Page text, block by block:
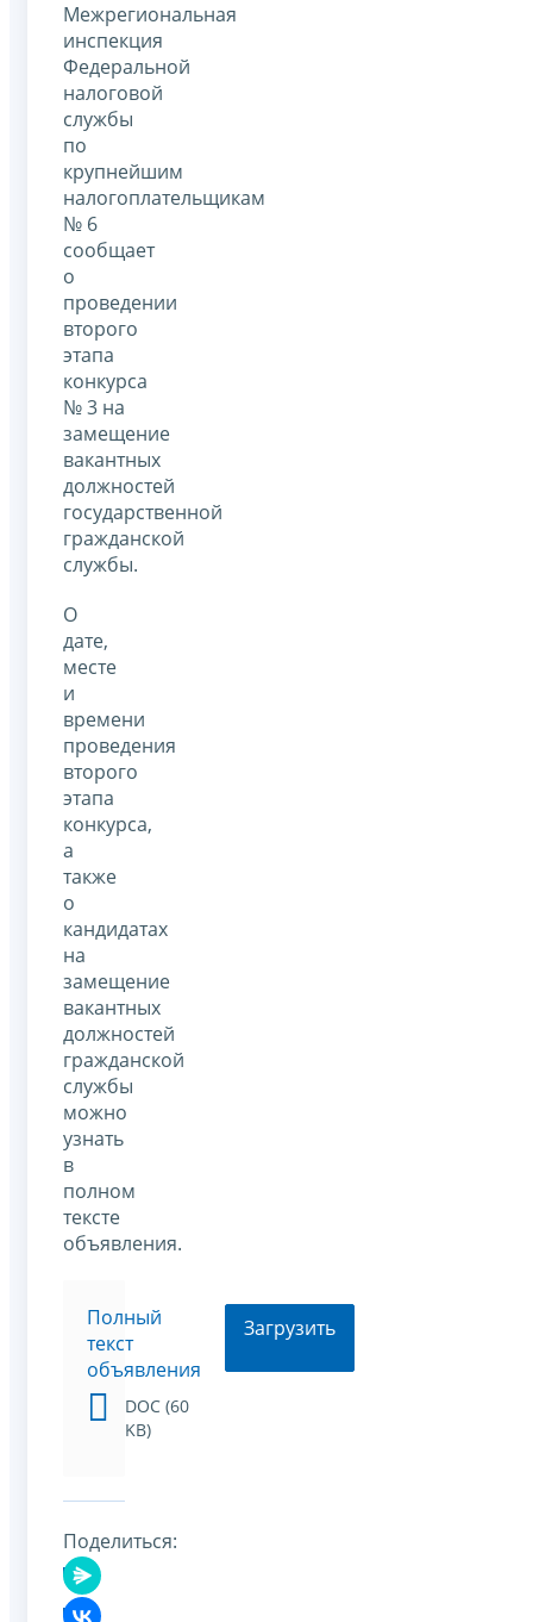
Межрегиональная
инспекция
Федеральной
налоговой
службы
по
крупнейшим
налогоплательщикам
№ 6
сообщает
о
проведении
второго
этапа
конкурса
№ 3 на
замещение
вакантных
должностей
государственной
гражданской
службы.
О
дате,
месте
и
времени
проведения
второго
этапа
конкурса,
а
также
о
кандидатах
на
замещение
вакантных
должностей
гражданской
службы
можно
узнать
в
полном
тексте
объявления.
Полный
текст
объявления
DOC (60
KB)
Загрузить
Поделиться: